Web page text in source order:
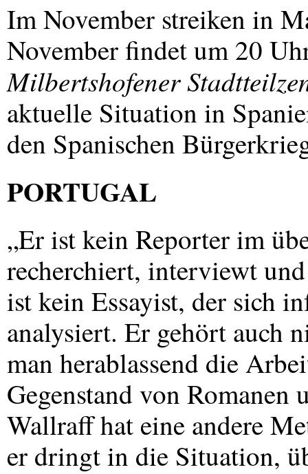
Im November streiken in
November findet um 20
Milbertshofener
aktuelle Situation in
den Spanischen
PORTUGAL
„Er ist kein Reporter im
recherchiert, interviewt
ist kein Essayist, der sich
analysiert. Er gehört auch
man herablassend die
Gegenstand von
Wallraff hat eine andere
er dringt in die Situation,